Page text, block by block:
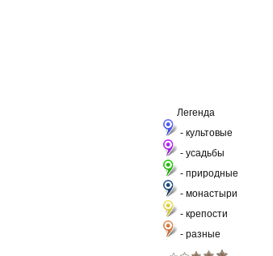
Легенда
- культовые
- усадьбы
- природные
- монастыри
- крепости
- разные